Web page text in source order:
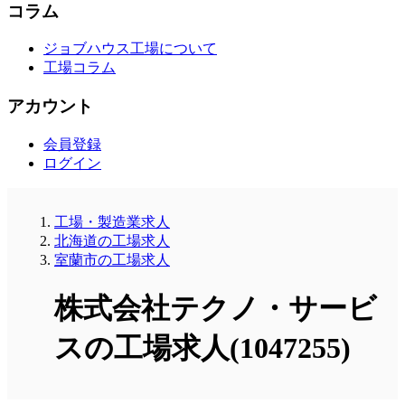
コラム
ジョブハウス工場について
工場コラム
アカウント
会員登録
ログイン
工場・製造業求人
北海道の工場求人
室蘭市の工場求人
株式会社テクノ・サービ
スの工場求人(1047255)